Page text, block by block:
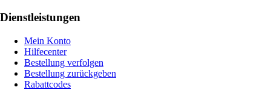
Dienstleistungen
Mein Konto
Hilfecenter
Bestellung verfolgen
Bestellung zurückgeben
Rabattcodes